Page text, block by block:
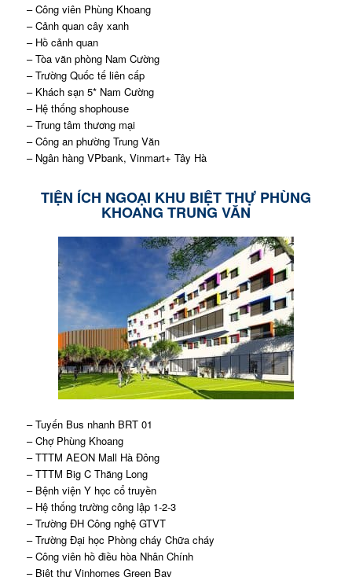
– Công viên Phùng Khoang
– Cảnh quan cây xanh
– Hồ cảnh quan
– Tòa văn phòng Nam Cường
– Trường Quốc tế liên cấp
– Khách sạn 5* Nam Cường
– Hệ thống shophouse
– Trung tâm thương mại
– Công an phường Trung Văn
– Ngân hàng VPbank, Vinmart+ Tây Hà
TIỆN ÍCH NGOẠI KHU BIỆT THỰ PHÙNG
KHOANG TRUNG VĂN
– Tuyến Bus nhanh BRT 01
– Chợ Phùng Khoang
– TTTM AEON Mall Hà Đông
– TTTM Big C Thăng Long
– Bệnh viện Y học cổ truyền
– Hệ thống trường công lập 1-2-3
– Trường ĐH Công nghệ GTVT
– Trường Đại học Phòng cháy Chữa cháy
– Công viên hồ điều hòa Nhân Chính
– Biệt thự Vinhomes Green Bay